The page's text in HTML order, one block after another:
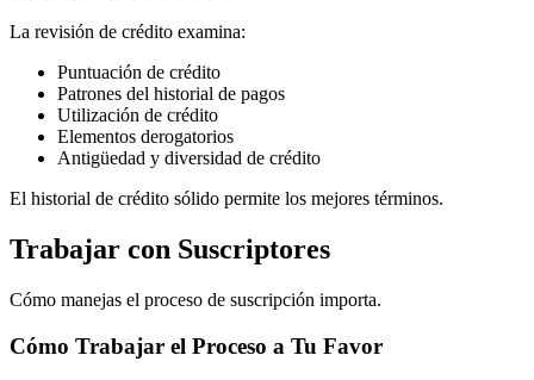
La revisión de crédito examina:
Puntuación de crédito
Patrones del historial de pagos
Utilización de crédito
Elementos derogatorios
Antigüedad y diversidad de crédito
El historial de crédito sólido permite los mejores términos.
Trabajar con Suscriptores
Cómo manejas el proceso de suscripción importa.
Cómo Trabajar el Proceso a Tu Favor